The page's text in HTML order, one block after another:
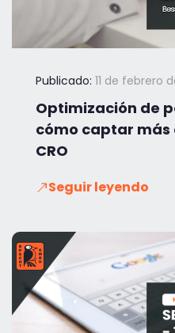
Publicado: 11 de febrero
Optimización de
cómo captar más
CRO
Seguir leyendo